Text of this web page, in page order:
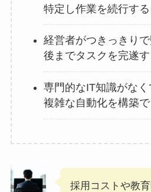
特定し作業を続行す
経営者がつきっきり
後までタスクを完遂
専門的なIT知識がな
複雑な自動化を構築
採用コストや教